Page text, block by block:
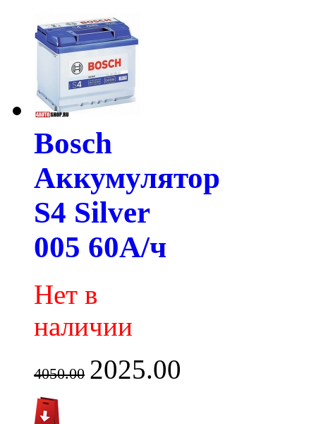
Bosch
Аккумулятор
S4 Silver
005 60А/ч
Нет в
наличии
4050.00 2025.00